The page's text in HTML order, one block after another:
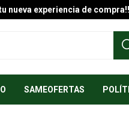
tu nueva experiencia de compra!!
SAMEOFERTAS